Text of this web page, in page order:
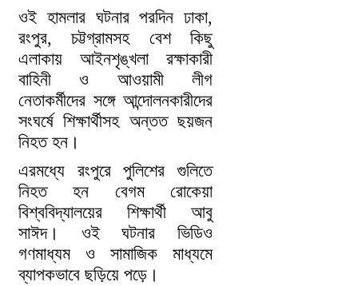
ওই হামলার ঘটনার পরদিন ঢাকা,
রংপুর, চট্টগ্রামসহ বেশ কিছু
এলাকায় আইনশৃঙ্খলা রক্ষাকারী
বাহিনী ও আওয়ামী লীগ
নেতাকর্মীদের সঙ্গে আন্দোলনকারীদের
সংঘর্ষে শিক্ষার্থীসহ অন্তত ছয়জন
নিহত হন।
এরমধ্যে রংপুরে পুলিশের গুলিতে
নিহত হন বেগম রোকেয়া
বিশ্ববিদ্যালয়ের শিক্ষার্থী আবু
সাঈদ। ওই ঘটনার ভিডিও
গণমাধ্যম ও সামাজিক মাধ্যমে
ব্যাপকভাবে ছড়িয়ে পড়ে।